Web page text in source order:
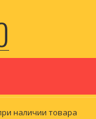
наличии товара